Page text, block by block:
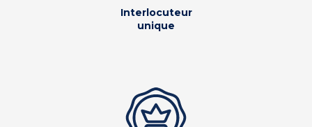
Interlocuteur
unique